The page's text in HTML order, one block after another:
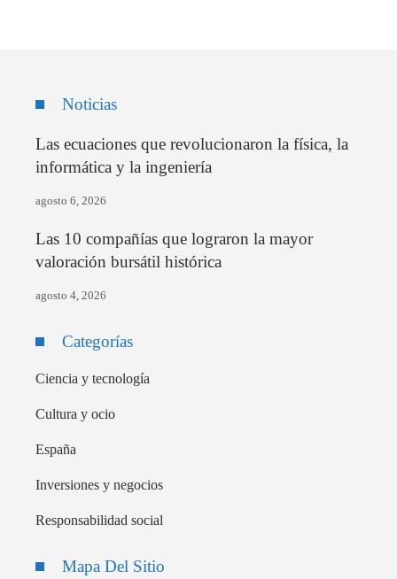
Noticias
Las ecuaciones que revolucionaron la física, la
informática y la ingeniería
agosto 6, 2026
Las 10 compañías que lograron la mayor
valoración bursátil histórica
agosto 4, 2026
Categorías
Ciencia y tecnología
Cultura y ocio
España
Inversiones y negocios
Responsabilidad social
Mapa Del Sitio